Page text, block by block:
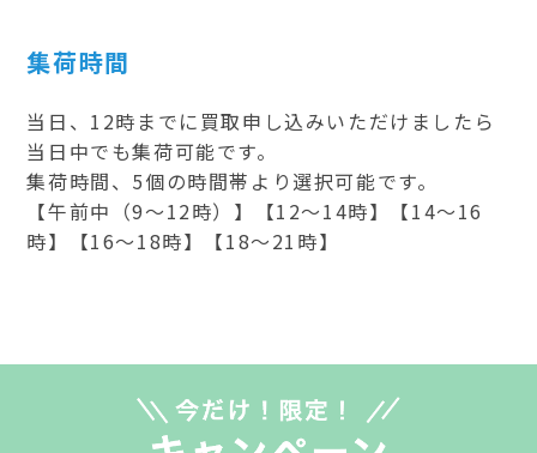
集荷時間
当日、12時までに買取申し込みいただけましたら
当日中でも集荷可能です。
集荷時間、5個の時間帯より選択可能です。
【午前中（9～12時）】【12～14時】【14～16
時】【16～18時】【18～21時】